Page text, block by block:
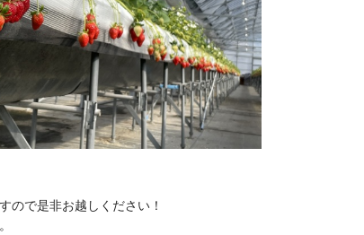
ので是非お越しください！